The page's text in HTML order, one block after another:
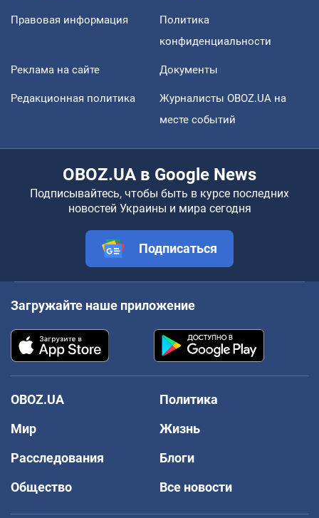
Правовая информация
Политика
конфиденциальности
Реклама на сайте Документы
Редакционная политика
Журналисты OBOZ.UA на
месте событий
OBOZ.UA в Google News
Подписывайтесь, чтобы быть в курсе последних
новостей Украины и мира сегодня
Подписаться
Загружайте наше приложение
OBOZ.UA
Политика
Мир
Жизнь
Расследования
Блоги
Общество
Все новости